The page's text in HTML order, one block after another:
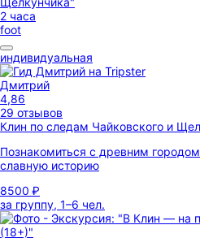
2 часа
foot
индивидуальная
Дмитрий
4,86
29 отзывов
Клин по следам Чайковского и
Познакомиться с древним городом
славную историю
8500 ₽
за группу, 1–6 чел.